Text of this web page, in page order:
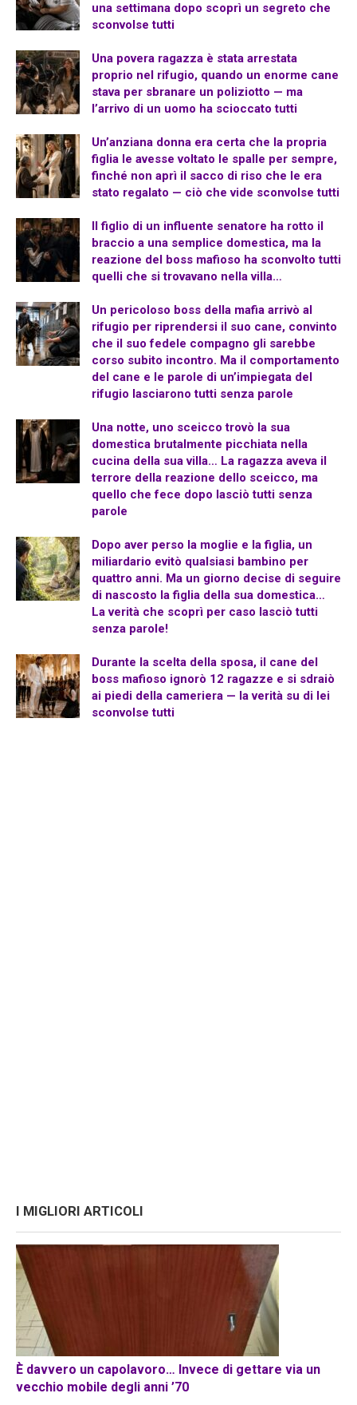
una settimana dopo scoprì un segreto che
sconvolse tutti
Una povera ragazza è stata arrestata
proprio nel rifugio, quando un enorme cane
stava per sbranare un poliziotto — ma
l’arrivo di un uomo ha scioccato tutti
Un’anziana donna era certa che la propria
figlia le avesse voltato le spalle per sempre,
finché non aprì il sacco di riso che le era
stato regalato — ciò che vide sconvolse tutti
Il figlio di un influente senatore ha rotto il
braccio a una semplice domestica, ma la
reazione del boss mafioso ha sconvolto tutti
quelli che si trovavano nella villa…
Un pericoloso boss della mafia arrivò al
rifugio per riprendersi il suo cane, convinto
che il suo fedele compagno gli sarebbe
corso subito incontro. Ma il comportamento
del cane e le parole di un’impiegata del
rifugio lasciarono tutti senza parole
Una notte, uno sceicco trovò la sua
domestica brutalmente picchiata nella
cucina della sua villa… La ragazza aveva il
terrore della reazione dello sceicco, ma
quello che fece dopo lasciò tutti senza
parole
Dopo aver perso la moglie e la figlia, un
miliardario evitò qualsiasi bambino per
quattro anni. Ma un giorno decise di seguire
di nascosto la figlia della sua domestica…
La verità che scoprì per caso lasciò tutti
senza parole!
Durante la scelta della sposa, il cane del
boss mafioso ignorò 12 ragazze e si sdraiò
ai piedi della cameriera — la verità su di lei
sconvolse tutti
I MIGLIORI ARTICOLI
È davvero un capolavoro… Invece di gettare via un
vecchio mobile degli anni ’70